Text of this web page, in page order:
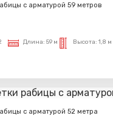
с арматурой 59 метров
Длина: 59 м Высота: 1,8 м
с арматурой 52 метра